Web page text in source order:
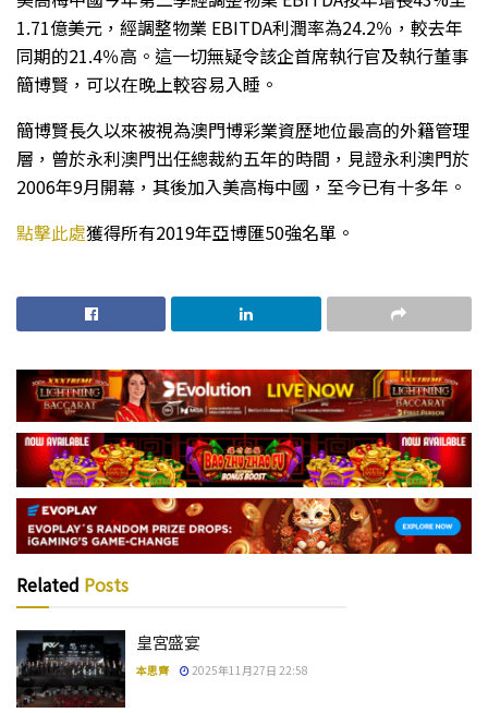
1.71億美元，經調整物業 EBITDA利潤率為24.2％，較去年
同期的21.4％高。這一切無疑令該企首席執行官及執行董事
簡博賢，可以在晚上較容易入睡。
簡博賢長久以來被視為澳門博彩業資歷地位最高的外籍管理
層，曾於永利澳門出任總裁約五年的時間，見證永利澳門於
2006年9月開幕，其後加入美高梅中國，至今已有十多年。
點擊此處獲得所有2019年亞博匯50強名單。
Related Posts
皇宮盛宴
本思齊 2025年11月27日 22:58